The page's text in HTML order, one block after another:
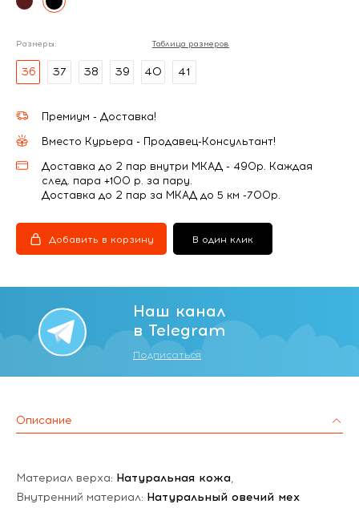
Размеры: Таблица размеров
36 37 38 39 40 41
Премиум - Доставка!
Вместо Курьера - Продавец-Консультант!
Доставка до 2 пар внутри МКАД - 490р. Каждая
след. пара +100 р. за пару.
Доставка до 2 пар за МКАД до 5 км -700р.
Добавить в корзину В один клик
Наш канал
в Telegram
Подписаться
Описание
Материал верха: Натуральная кожа,
Внутренний материал: Натуральный овечий мех